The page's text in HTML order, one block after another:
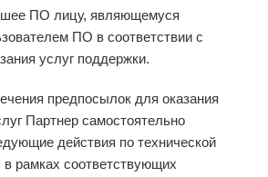
ПО лицу, являющемуся
ПО в соответствии с
услуг поддержки.
предпосылок для оказания
Партнер самостоятельно
действия по технической
рамках соответствующих